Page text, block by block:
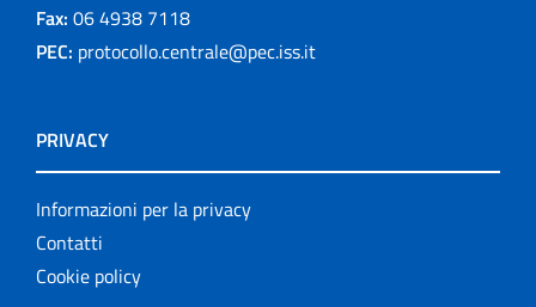
Fax: 06 4938 7118
PEC: protocollo.centrale@pec.iss.it
PRIVACY
Informazioni per la privacy
Contatti
Cookie policy